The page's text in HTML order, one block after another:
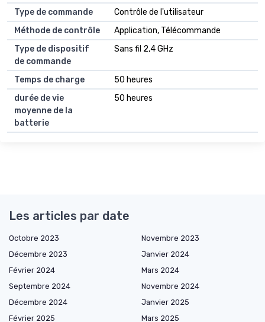
Type de commande
Contrôle de l'utilisateur
Méthode de contrôle
Application, Télécommande
Type de dispositif
de commande
Sans fil 2,4 GHz
Temps de charge
50 heures
durée de vie
moyenne de la
batterie
50 heures
Les articles par date
Octobre 2023
Novembre 2023
Décembre 2023
Janvier 2024
Février 2024
Mars 2024
Septembre 2024
Novembre 2024
Décembre 2024
Janvier 2025
Février 2025
Mars 2025